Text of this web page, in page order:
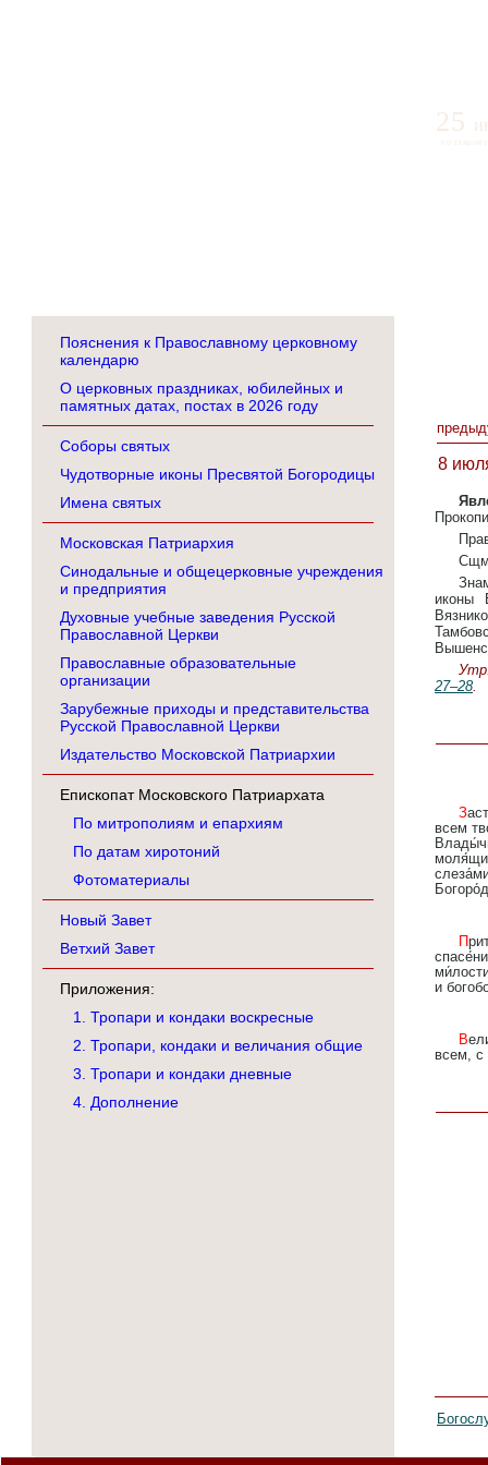
Пояснения к Православному церковному
календарю
О церковных праздниках, юбилейных и
памятных датах, постах в 2026 году
Соборы святых
Чудотворные иконы Пресвятой Богородицы
Имена святых
Московская Патриархия
Синодальные и общецерковные учреждения
и предприятия
Духовные учебные заведения Русской
Православной Церкви
Православные образовательные
организации
Зарубежные приходы и представительства
Русской Православной Церкви
Издательство Московской Патриархии
Епископат Московского Патриархата
По митрополиям и епархиям
По датам хиротоний
Фотоматериалы
Новый Завет
Ветхий Завет
Приложения:
1. Тропари и кондаки воскресные
2. Тропари, кондаки и величания общие
3. Тропари и кондаки дневные
4. Дополнение
8
иконы
27–28.
Засту́пнице усе́рдная,/ Ма́ти Го́спода Вы́шняго,/ за всех мо́лиши Сы́на Твоего́, Христа́ Бо́га на́шего,/ и
всем
Притеце́м, лю́дие, к ти́хому сему́ и до́брому приста́нищу,/ ско́рой Помо́щнице, гото́вому и те́плому
и
Велича́ем Тя,/ Пресвята́я Де́во,/ и чтим о́браз Твой святы́й,/ от него́же истека́ет благода́тная по́мощь//
всем,
25
по